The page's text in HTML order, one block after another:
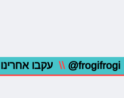
@frogifrogi
\\ עקבו אחרינו